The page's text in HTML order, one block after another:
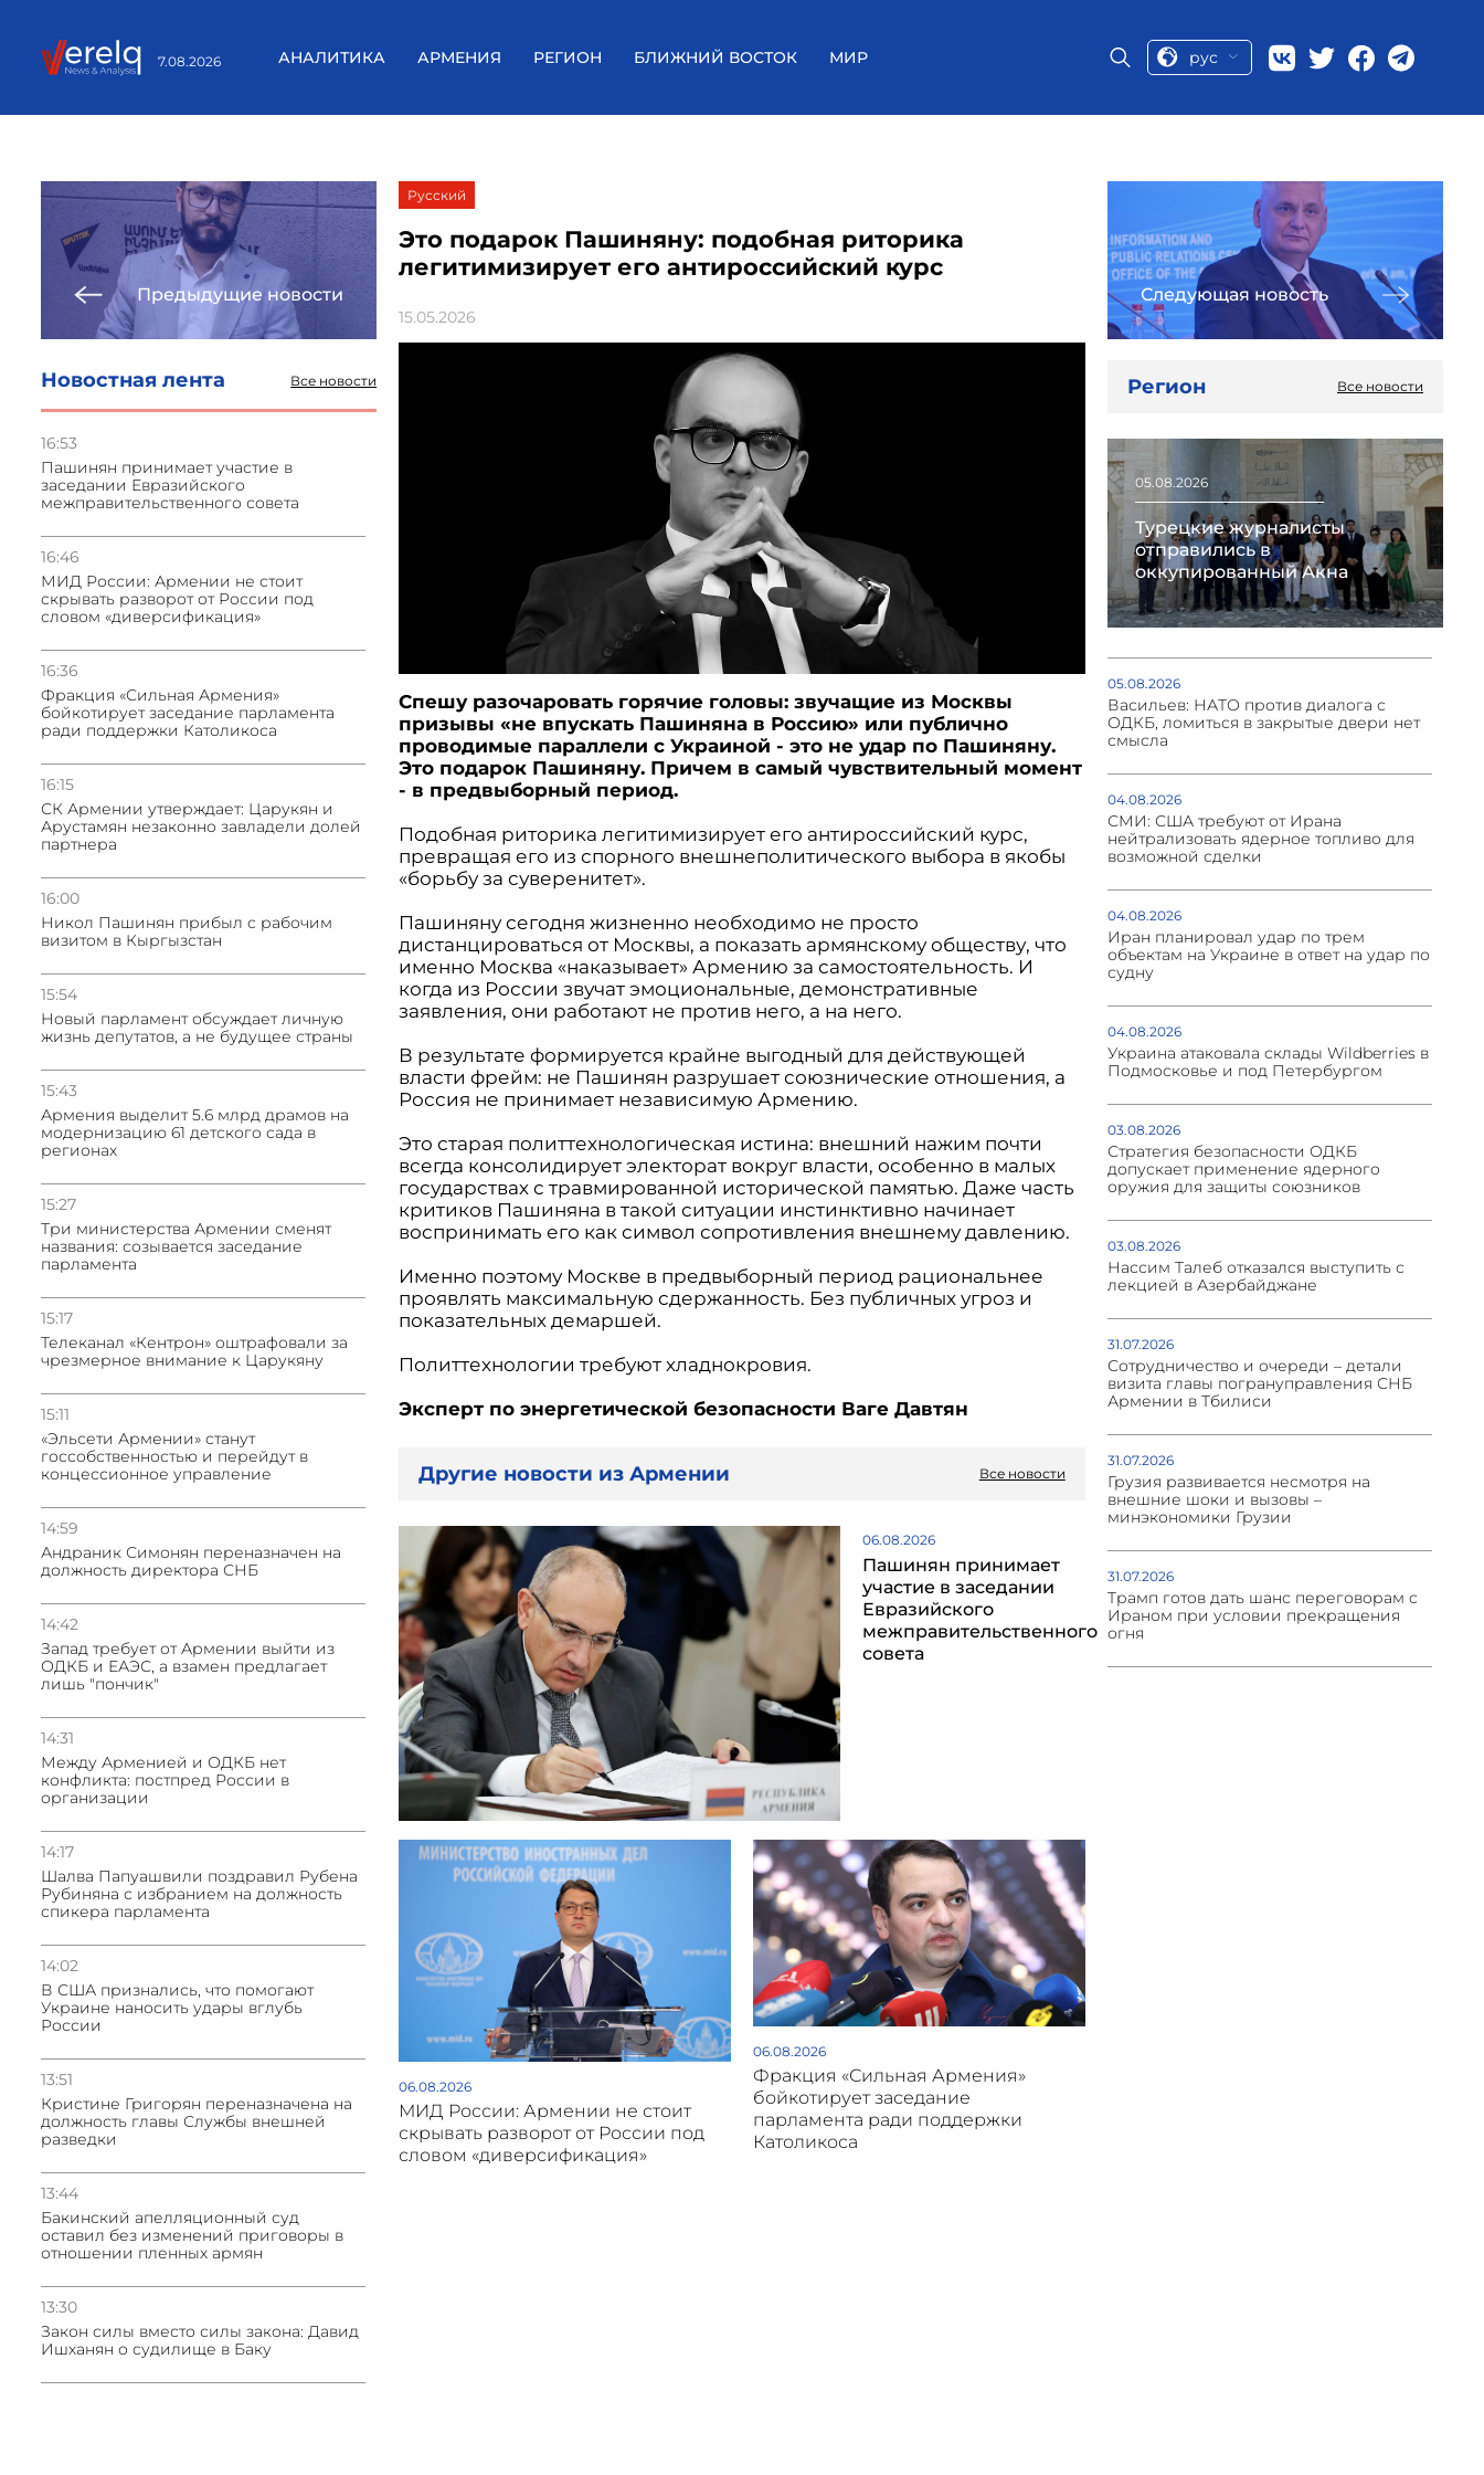
7.08.2026 АНАЛИТИКА АРМЕНИЯ РЕГИОН БЛИЖНИЙ ВОСТОК МИР рус
Предыдущие новости
Новостная лента Все новости
16:53
Пашинян принимает участие в
заседании Евразийского
межправительственного совета
16:46
МИД России: Армении не стоит
скрывать разворот от России под
словом «диверсификация»
16:36
Фракция «Сильная Армения»
бойкотирует заседание парламента
ради поддержки Католикоса
16:15
СК Армении утверждает: Царукян и
Арустамян незаконно завладели долей
партнера
16:00
Никол Пашинян прибыл с рабочим
визитом в Кыргызстан
15:54
Новый парламент обсуждает личную
жизнь депутатов, а не будущее страны
15:43
Армения выделит 5.6 млрд драмов на
модернизацию 61 детского сада в
регионах
15:27
Три министерства Армении сменят
названия: созывается заседание
парламента
15:17
Телеканал «Кентрон» оштрафовали за
чрезмерное внимание к Царукяну
15:11
«Эльсети Армении» станут
госсобственностью и перейдут в
концессионное управление
14:59
Андраник Симонян переназначен на
должность директора СНБ
14:42
Запад требует от Армении выйти из
ОДКБ и ЕАЭС, а взамен предлагает
лишь "пончик"
14:31
Между Арменией и ОДКБ нет
конфликта: постпред России в
организации
14:17
Шалва Папуашвили поздравил Рубена
Рубиняна с избранием на должность
спикера парламента
14:02
В США признались, что помогают
Украине наносить удары вглубь
России
13:51
Кристине Григорян переназначена на
должность главы Службы внешней
разведки
13:44
Бакинский апелляционный суд
оставил без изменений приговоры в
отношении пленных армян
13:30
Закон силы вместо силы закона: Давид
Ишханян о судилище в Баку
Русский
Это подарок Пашиняну: подобная риторика
легитимизирует его антироссийский курс
15.05.2026
Спешу разочаровать горячие головы: звучащие из Москвы
призывы «не впускать Пашиняна в Россию» или публично
проводимые параллели с Украиной - это не удар по Пашиняну.
Это подарок Пашиняну. Причем в самый чувствительный момент
- в предвыборный период.
Подобная риторика легитимизирует его антироссийский курс,
превращая его из спорного внешнеполитического выбора в якобы
«борьбу за суверенитет».
Пашиняну сегодня жизненно необходимо не просто
дистанцироваться от Москвы, а показать армянскому обществу, что
именно Москва «наказывает» Армению за самостоятельность. И
когда из России звучат эмоциональные, демонстративные
заявления, они работают не против него, а на него.
В результате формируется крайне выгодный для действующей
власти фрейм: не Пашинян разрушает союзнические отношения, а
Россия не принимает независимую Армению.
Это старая политтехнологическая истина: внешний нажим почти
всегда консолидирует электорат вокруг власти, особенно в малых
государствах с травмированной исторической памятью. Даже часть
критиков Пашиняна в такой ситуации инстинктивно начинает
воспринимать его как символ сопротивления внешнему давлению.
Именно поэтому Москве в предвыборный период рациональнее
проявлять максимальную сдержанность. Без публичных угроз и
показательных демаршей.
Политтехнологии требуют хладнокровия.
Эксперт по энергетической безопасности Ваге Давтян
Другие новости из Армении Все новости
06.08.2026
Пашинян принимает
участие в заседании
Евразийского
межправительственного
совета
06.08.2026
МИД России: Армении не стоит
скрывать разворот от России под
словом «диверсификация»
06.08.2026
Фракция «Сильная Армения»
бойкотирует заседание
парламента ради поддержки
Католикоса
Следующая новость
Регион Все новости
05.08.2026
Турецкие журналисты
отправились в
оккупированный Акна
05.08.2026
Васильев: НАТО против диалога с
ОДКБ, ломиться в закрытые двери нет
смысла
04.08.2026
СМИ: США требуют от Ирана
нейтрализовать ядерное топливо для
возможной сделки
04.08.2026
Иран планировал удар по трем
объектам на Украине в ответ на удар по
судну
04.08.2026
Украина атаковала склады Wildberries в
Подмосковье и под Петербургом
03.08.2026
Стратегия безопасности ОДКБ
допускает применение ядерного
оружия для защиты союзников
03.08.2026
Нассим Талеб отказался выступить с
лекцией в Азербайджане
31.07.2026
Сотрудничество и очереди – детали
визита главы погрануправления СНБ
Армении в Тбилиси
31.07.2026
Грузия развивается несмотря на
внешние шоки и вызовы –
минэкономики Грузии
31.07.2026
Трамп готов дать шанс переговорам с
Ираном при условии прекращения
огня